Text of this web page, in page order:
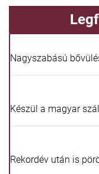
Nagyszabású
Készül a magyar
Rekordév után is